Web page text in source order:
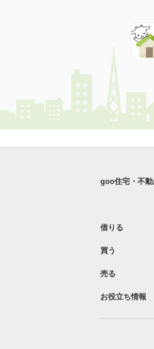
goo住宅・不
借りる
買う
売る
お役立ち情報